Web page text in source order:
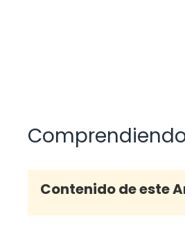
Contenido de este